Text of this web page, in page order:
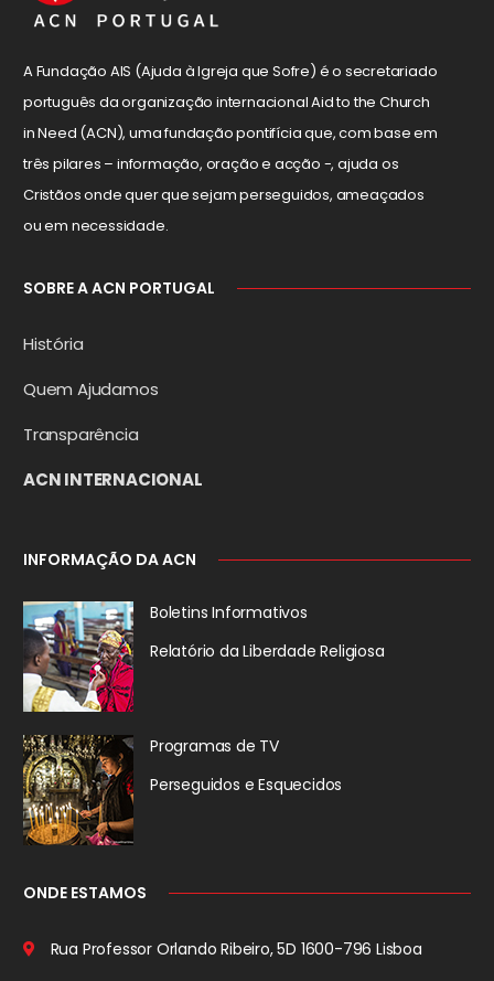
A Fundação AIS (Ajuda à Igreja que Sofre) é o secretariado
português da organização internacional Aid to the Church
in Need (ACN), uma fundação pontifícia que, com base em
três pilares – informação, oração e acção -, ajuda os
Cristãos onde quer que sejam perseguidos, ameaçados
ou em necessidade.
SOBRE A ACN PORTUGAL
História
Quem Ajudamos
Transparência
ACN INTERNACIONAL
INFORMAÇÃO DA ACN
Boletins Informativos
Relatório da Liberdade Religiosa
Programas de TV
Perseguidos e Esquecidos
ONDE ESTAMOS
Rua Professor Orlando Ribeiro, 5D 1600-796 Lisboa